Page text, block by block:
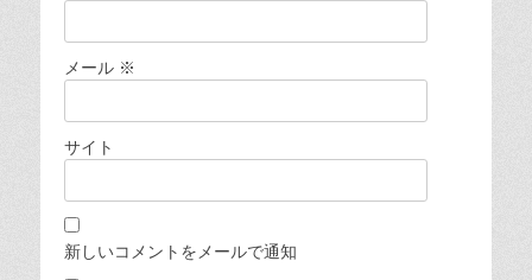
メール ※
サイト
新しいコメントをメールで通知